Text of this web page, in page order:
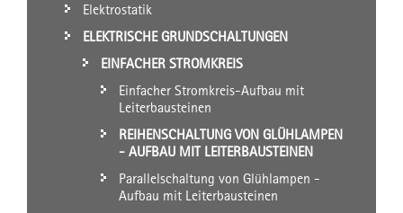
Elektrostatik
ELEKTRISCHE GRUNDSCHALTUNGEN
EINFACHER STROMKREIS
Einfacher Stromkreis-Aufbau mit
Leiterbausteinen
REIHENSCHALTUNG VON GLÜHLAMPEN
- AUFBAU MIT LEITERBAUSTEINEN
Parallelschaltung von Glühlampen -
Aufbau mit Leiterbausteinen